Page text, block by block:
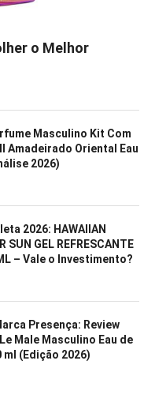
o Melhor
Masculino Kit Com
Amadeirado Oriental Eau
2026)
2026: HAWAIIAN
SUN GEL REFRESCANTE
– Vale o Investimento?
Presença: Review
Male Masculino Eau de
(Edição 2026)